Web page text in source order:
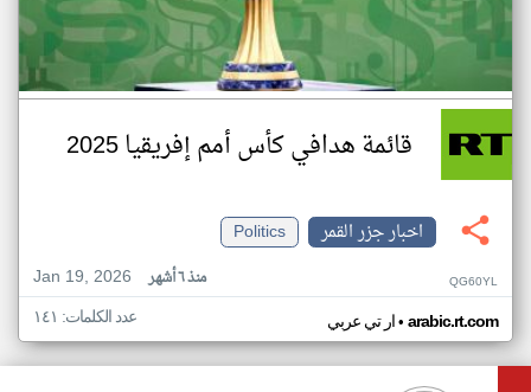
قائمة هدافي كأس أمم إفريقيا 2025
اخبار جزر القمر
Politics
Jan 19, 2026
منذ ٦ أشهر QG60YL
ار تي عربي• arabic.rt.com عدد الكلمات: ١٤١